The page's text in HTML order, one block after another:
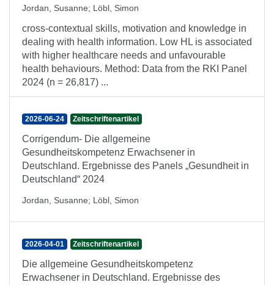
Jordan, Susanne; Löbl, Simon
cross-contextual skills, motivation and knowledge in
dealing with health information. Low HL is associated
with higher healthcare needs and unfavourable
health behaviours. Method: Data from the RKI Panel
2024 (n = 26,817) ...
2026-06-24 Zeitschriftenartikel
Corrigendum- Die allgemeine
Gesundheitskompetenz Erwachsener in
Deutschland. Ergebnisse des Panels „Gesundheit in
Deutschland“ 2024
Jordan, Susanne; Löbl, Simon
2026-04-01 Zeitschriftenartikel
Die allgemeine Gesundheitskompetenz
Erwachsener in Deutschland. Ergebnisse des